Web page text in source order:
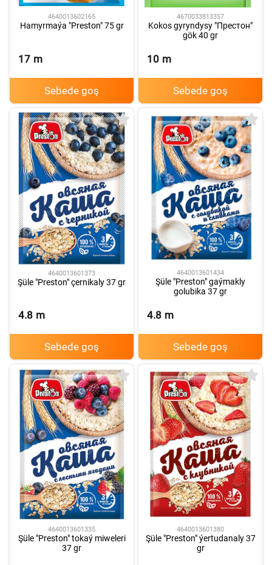
4640013602165
Hamyrmaýa "Preston" 75 gr
17 m
Sebede goş
4670033813357
Kokos gyryndysy "Престон"
gök 40 gr
10 m
Sebede goş
4640013601373
Şüle "Preston" çernikaly 37 gr
4.8 m
Sebede goş
4640013601434
Şüle "Preston" gaýmakly
golubika 37 gr
4.8 m
Sebede goş
4640013601335
Şüle "Preston" tokaý miweleri
37 gr
4640013601380
Şüle "Preston" ýertudanaly 37
gr